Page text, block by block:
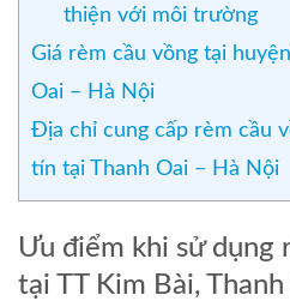
thiện với môi trường
Giá rèm cầu vồng tại
Oai – Hà Nội
Địa chỉ cung cấp rèm cầu
tín tại Thanh Oai – Hà Nội
Ưu điểm khi sử dụng
tại TT Kim Bài,